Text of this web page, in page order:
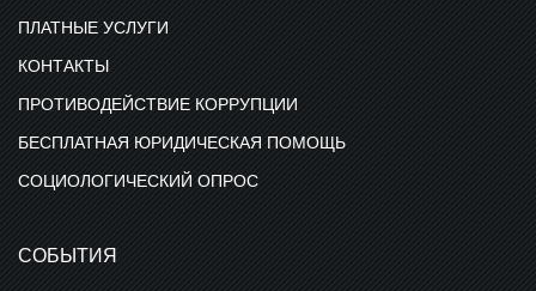
ПЛАТНЫЕ УСЛУГИ
КОНТАКТЫ
ПРОТИВОДЕЙСТВИЕ КОРРУПЦИИ
БЕСПЛАТНАЯ ЮРИДИЧЕСКАЯ ПОМОЩЬ
СОЦИОЛОГИЧЕСКИЙ ОПРОС
СОБЫТИЯ